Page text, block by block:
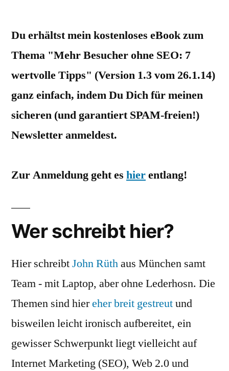
Du erhältst mein kostenloses eBook zum
Thema "Mehr Besucher ohne SEO: 7
wertvolle Tipps" (Version 1.3 vom 26.1.14)
ganz einfach, indem Du Dich für meinen
sicheren (und garantiert SPAM-freien!)
Newsletter anmeldest.
Zur Anmeldung geht es hierentlang!
Wer schreibt hier?
Hier schreibtJohn Rüthaus München samt
Team - mit Laptop, aber ohne Lederhosn. Die
Themen sind hiereher breit gestreutund
bisweilen leicht ironisch aufbereitet, ein
gewisser Schwerpunkt liegt vielleicht auf
Internet Marketing (SEO), Web 2.0 und